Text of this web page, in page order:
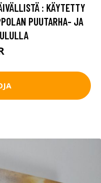
: KÄYTETTY
PUUTARHA- JA